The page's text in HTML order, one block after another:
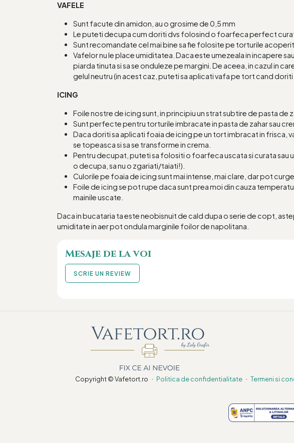
VAFELE
Sunt facute din amidon, au o grosime de 0,5 mm
Le puteti decupa cum doriti dvs folosind o foarfeca perfect
Sunt recomandate cel mai bine sa fie folosite pe torturile
Vafelor nu le place umiditatea. Daca este umezeala in incapere
piarda tinuta si sa se onduleze pe margini. De aceea, in cazul in
gelul neutru (in acest caz, puteti sa aplicati vafa pe tort cand doriti
ICING
Foile nostre de icing sunt, in principiu un strat subtire de pasta de
Sunt perfecte pentru torturile imbracate in pasta de zahar sau
Daca doriti sa aplicati foaia de icing pe un tort imbracat in frisca,
se topeasca si sa se transforme in crema.
Pentru decupat, puteti sa folositi o foarfeca uscata si curata sau
o decupa, sa nu o zgariati/taiati!).
Culorile pe foaia de icing sunt mai intense, mai clare, dar pot
Foile de icing se pot rupe daca sunt prea moi din cauza
mainile uscate.
Daca in bucataria ta este neobisnuit de cald dupa o serie de copt,
umiditate in aer pot ondula marginile foilor de napolitana.
Mesaje de la voi
SCRIE UN REVIEW
Copyright © Vafetort.ro · Politica de confidentialitate · Termeni si